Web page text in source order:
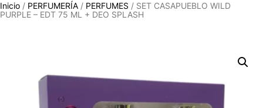
Inicio / PERFUMERÍA / PERFUMES / SET CASAPUEBLO WILD
PURPLE – EDT 75 ML + DEO SPLASH